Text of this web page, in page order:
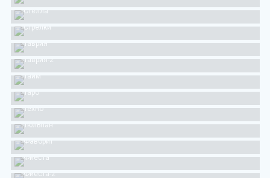
Стелла
Стрелки
Таврия
Таврия-2
Тайм
Таро
Техно
Тюльпан
Фаворит
Фиеста
Фиеста-2